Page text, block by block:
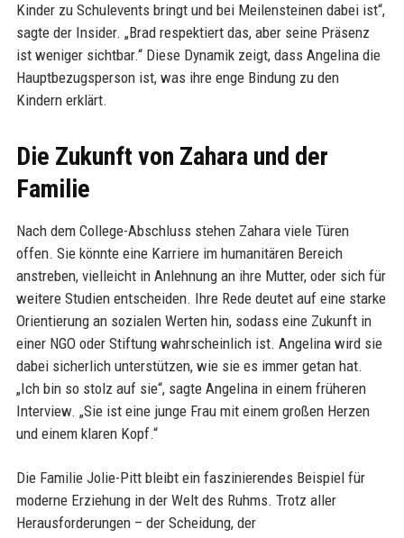
Kinder zu Schulevents bringt und bei Meilensteinen dabei ist“,
sagte der Insider. „Brad respektiert das, aber seine Präsenz
ist weniger sichtbar.“ Diese Dynamik zeigt, dass Angelina die
Hauptbezugsperson ist, was ihre enge Bindung zu den
Kindern erklärt.
Die Zukunft von Zahara und der
Familie
Nach dem College-Abschluss stehen Zahara viele Türen
offen. Sie könnte eine Karriere im humanitären Bereich
anstreben, vielleicht in Anlehnung an ihre Mutter, oder sich für
weitere Studien entscheiden. Ihre Rede deutet auf eine starke
Orientierung an sozialen Werten hin, sodass eine Zukunft in
einer NGO oder Stiftung wahrscheinlich ist. Angelina wird sie
dabei sicherlich unterstützen, wie sie es immer getan hat.
„Ich bin so stolz auf sie“, sagte Angelina in einem früheren
Interview. „Sie ist eine junge Frau mit einem großen Herzen
und einem klaren Kopf.“
Die Familie Jolie-Pitt bleibt ein faszinierendes Beispiel für
moderne Erziehung in der Welt des Ruhms. Trotz aller
Herausforderungen – der Scheidung, der